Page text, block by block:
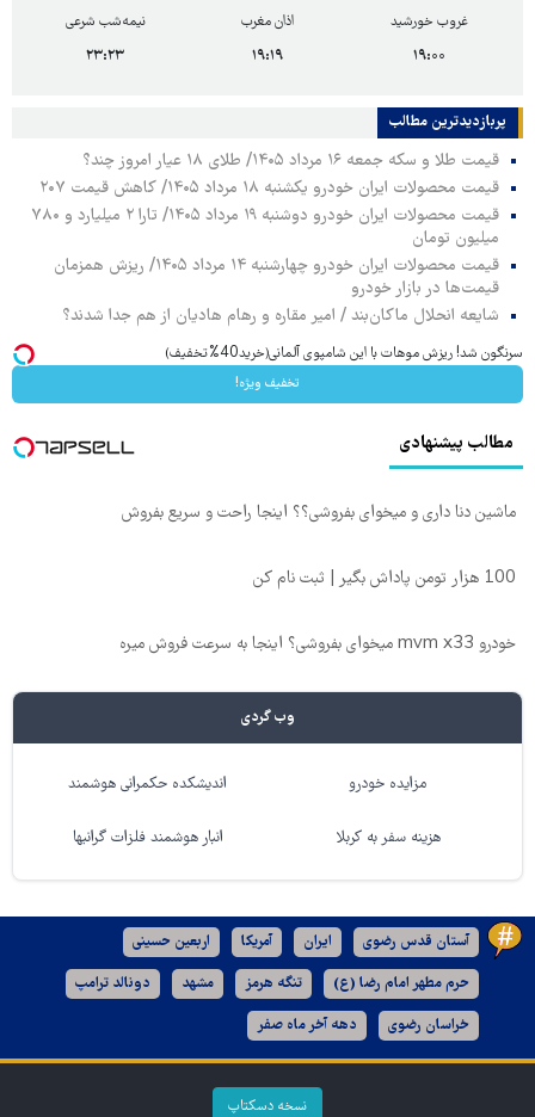
غروب خورشید
۱۹:۰۰
اذان مغرب
۱۹:۱۹
نیمه‌شب شرعی
۲۳:۲۳
پربازدیدترین‌ مطالب
قیمت طلا و سکه جمعه ۱۶ مرداد ۱۴۰۵/ طلای ۱۸ عیار امروز چند؟
قیمت محصولات ایران خودرو یکشنبه ۱۸ مرداد ۱۴۰۵/ کاهش قیمت ۲۰۷
قیمت محصولات ایران خودرو دوشنبه ۱۹ مرداد ۱۴۰۵/ تارا ۲ میلیارد و ۷۸۰
میلیون تومان
قیمت محصولات ایران خودرو چهارشنبه ۱۴ مرداد ۱۴۰۵/ ریزش همزمان
قیمت‌ها در بازار خودرو
شایعه انحلال ماکان‌بند / امیر مقاره و رهام هادیان از هم جدا شدند؟
سرنگون شد! ریزش موهات با این شامپوی آلمانی(خرید40%تخفیف)
تخفیف ویژه!
مطالب پیشنهادی
ماشین دنا داری و میخوای بفروشی؟؟ اینجا راحت و سریع بفروش
100 هزار تومن پاداش بگیر | ثبت نام کن
خودرو mvm x33 میخوای بفروشی؟ اینجا به سرعت فروش میره
وب گردی
مزایده خودرو اندیشکده حکمرانی هوشمند
هزینه سفر به کربلا انبار هوشمند فلزات گرانبها
آستان قدس رضوی ایران آمریکا اربعین حسینی
حرم مطهر امام رضا (ع) تنگه هرمز مشهد دونالد ترامپ
خراسان رضوی دهه آخر ماه صفر
نسخه دسکتاپ